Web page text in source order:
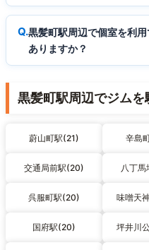
黒髪町駅周辺で個室を利
ありますか？
黒髪町駅周辺でジムを
蔚山町駅(21) 辛島
交通局前駅(20) 八丁
呉服町駅(20) 味噌天
国府駅(20) 坪井川